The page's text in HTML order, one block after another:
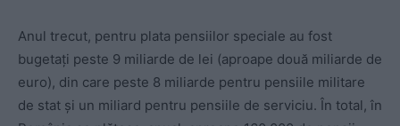
Anul trecut, pentru plata pensiilor speciale au fost
bugetați peste 9 miliarde de lei (aproape două miliarde de
euro), din care peste 8 miliarde pentru pensiile militare
de stat și un miliard pentru pensiile de serviciu. În total, în